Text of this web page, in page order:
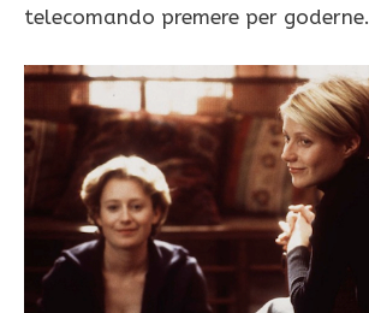
telecomando premere per goderne.